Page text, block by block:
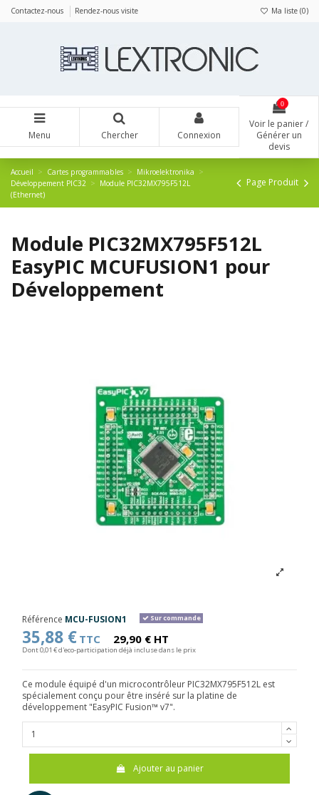
Contactez-nous Rendez-nous visite Ma liste (0)
Menu Chercher Connexion
0
Voir le panier /
Générer un
devis
Accueil Cartes programmables
Mikroelektronika
Développement PIC32
Module PIC32MX795F512L
(Ethernet)
Page Produit
Module PIC32MX795F512L
EasyPIC MCUFUSION1 pour
Développement
Référence MCU-FUSION1 Sur commande
35,88 € TTC 29,90 € HT
Dont 0,01 € d'eco-participation déjà incluse dans le prix
Ce module équipé d'un microcontrôleur PIC32MX795F512L est
spécialement conçu pour être inséré sur la platine de
développement "EasyPIC Fusion™ v7".
Ajouter au panier
Panneau de gestion des cookies